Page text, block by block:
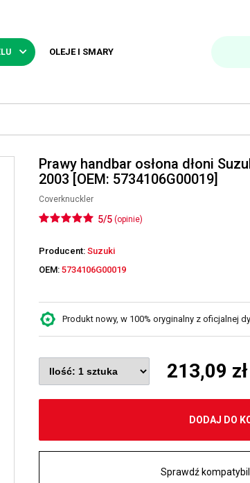
OLEJE I SMARY
Prawy handbar osłona dłoni
2003 [OEM: 5734106G00019]
Coverknuckler
5/5 (opinie)
Producent: Suzuki
OEM: 5734106G00019
Produkt nowy, w 100% oryginalny z oficjalnej
213,09 zł
DODAJ DO
Sprawdź